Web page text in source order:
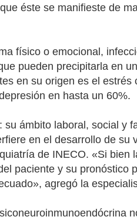
éste se manifieste de
físico o emocional,
pueden precipitarla en
en su origen es el estrés
en hasta un 60%.
ámbito laboral, social y
en el desarrollo de su
de INECO. «Si bien
paciente y su pronóstico
agregó la